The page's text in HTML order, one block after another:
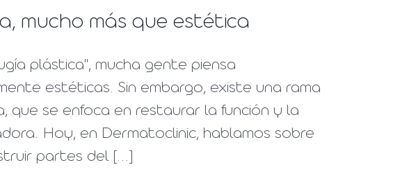
mucho más que estética
plástica", mucha gente piensa
estéticas. Sin embargo, existe una rama
que se enfoca en restaurar la función y la
Hoy, en Dermatoclinic, hablamos sobre
partes del [...]